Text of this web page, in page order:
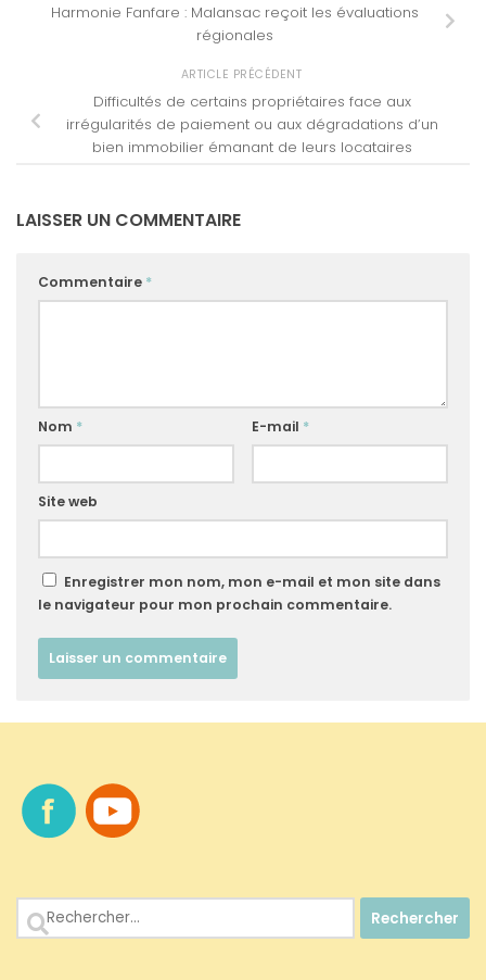
Harmonie Fanfare : Malansac reçoit les évaluations
régionales
ARTICLE PRÉCÉDENT
Difficultés de certains propriétaires face aux
irrégularités de paiement ou aux dégradations d’un
bien immobilier émanant de leurs locataires
LAISSER UN COMMENTAIRE
Commentaire *
Nom * E-mail *
Site web
Enregistrer mon nom, mon e-mail et mon site dans
le navigateur pour mon prochain commentaire.
Rechercher :